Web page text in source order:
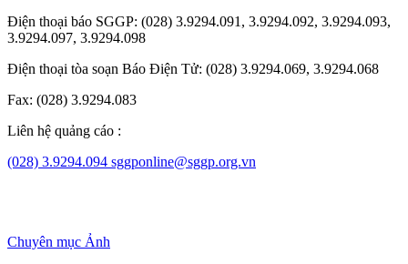
Điện thoại báo SGGP: (028) 3.9294.091, 3.9294.092, 3.9294.093,
3.9294.097, 3.9294.098
Điện thoại tòa soạn Báo Điện Tử: (028) 3.9294.069, 3.9294.068
Fax: (028) 3.9294.083
Liên hệ quảng cáo :
(028) 3.9294.094 sggponline@sggp.org.vn
Chuyên mục Ảnh